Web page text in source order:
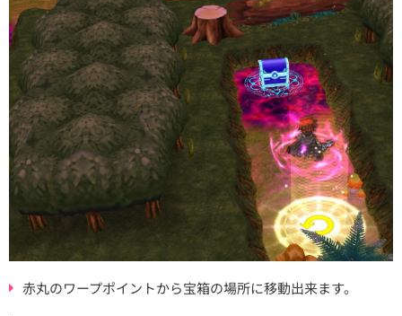
赤丸のワープポイントから宝箱の場所に移動出来ます。